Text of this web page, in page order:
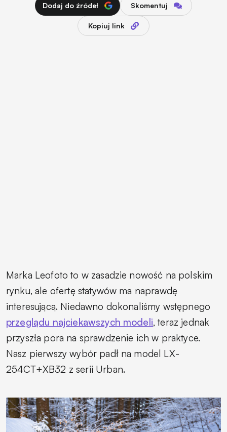
Dodaj do źródeł Skomentuj
Kopiuj link
Marka Leofoto to w zasadzie nowość na polskim
rynku, ale ofertę statywów ma naprawdę
interesującą. Niedawno dokonaliśmy wstępnego
przeglądu najciekawszych modeli, teraz jednak
przyszła pora na sprawdzenie ich w praktyce.
Nasz pierwszy wybór padł na model LX-
254CT+XB32 z serii Urban.